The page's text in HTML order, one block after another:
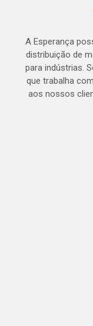
A Esperança
distribuição de
para indústrias.
que trabalha
aos nossos